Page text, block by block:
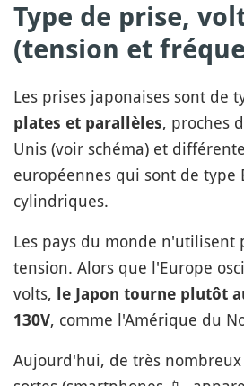
Type de prise,
(tension et
Les prises japonaises sont de
plates et parallèles, proches
Unis (voir schéma) et
européennes qui sont de type
cylindriques.
Les pays du monde n'utilisent
tension. Alors que l'Europe
volts,
le Japon tourne plutôt
130V, comme l'Amérique du
Aujourd'hui, de très